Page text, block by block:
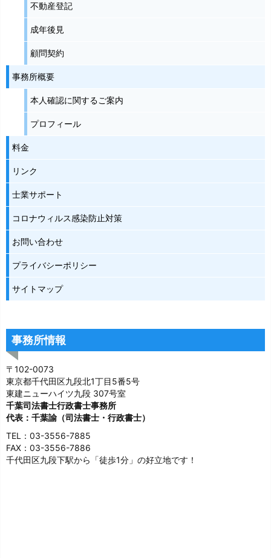
不動産登記
成年後見
顧問契約
事務所概要
本人確認に関するご案内
プロフィール
料金
リンク
士業サポート
コロナウィルス感染防止対策
お問い合わせ
プライバシーポリシー
サイトマップ
事務所情報
〒102-0073
東京都千代田区九段北1丁目5番5号
東建ニューハイツ九段 307号室
千葉司法書士行政書士事務所
代表：千葉諭（司法書士・行政書士）
TEL：03-3556-7885
FAX：03-3556-7886
千代田区九段下駅から「徒歩1分」の好立地です！